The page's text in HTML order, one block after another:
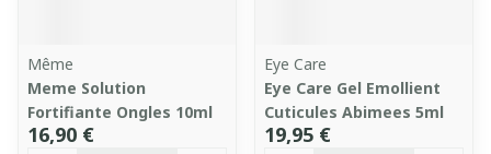
Même
Meme Solution
Fortifiante Ongles 10ml
16,90 €
Eye Care
Eye Care Gel Emollient
Cuticules Abimees 5ml
19,95 €